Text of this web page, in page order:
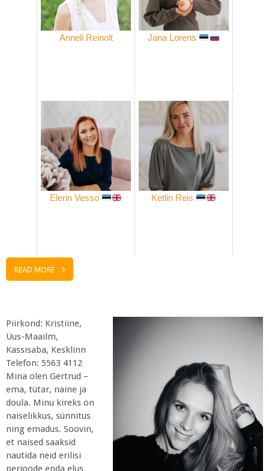
Anneli Reinolt Jana Lorens
Elerin Vesso Ketlin Reis
READ MORE
Piirkond: Kristiine,
Uus-Maailm,
Kassisaba, Kesklinn
Telefon: 5563 4112
Mina olen Gertrud –
ema, tütar, naine ja
doula. Minu kireks on
naiselikkus, sünnitus
ning emadus. Soovin,
et naised saaksid
nautida neid erilisi
perioode enda elus